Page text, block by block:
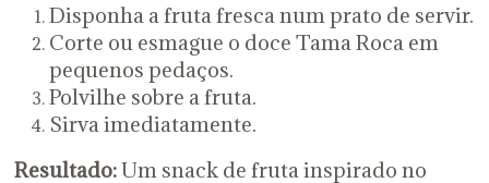
Disponha a fruta fresca num prato de servir.
Corte ou esmague o doce Tama Roca em
pequenos pedaços.
Polvilhe sobre a fruta.
Sirva imediatamente.
Resultado:Um snack de fruta inspirado no